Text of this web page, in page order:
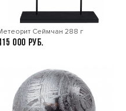
Сеймчан 288 г
000